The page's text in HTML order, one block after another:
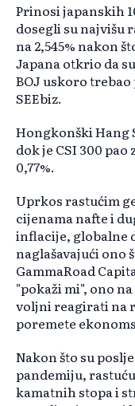
Prinosi japanskih
dosegli su najvišu
na 2,545% nakon
Japana otkrio da
BOJ uskoro
SEEbiz.
Hongkonški Hang
dok je CSI 300 pao
0,77%.
Uprkos rastućim
cijenama nafte i
inflacije, globalne
naglašavajući ono
GammaRoad
"pokaži mi", ono
voljni reagirati na
poremete
Nakon što su
pandemiju,
kamatnih stopa i